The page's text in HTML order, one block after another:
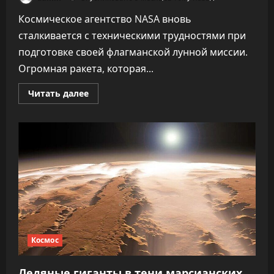
Космическое агентство NASA вновь
сталкивается с техническими трудностями при
подготовке своей флагманской лунной миссии.
Огромная ракета, которая...
Читать далееПрочитать
больше
в
ангар
Космос